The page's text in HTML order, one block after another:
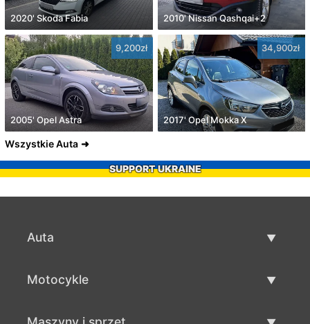
2020' Skoda Fabia 2010' Nissan Qashqai+2
9,200zł
2005' Opel Astra
34,900zł
2017' Opel Mokka X
Wszystkie Auta
SUPPORT UKRAINE
Auta
Motocykle